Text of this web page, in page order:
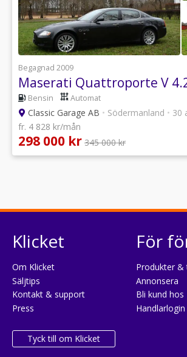
Begagnad 2009
Bensin Automat
Classic Garage AB • Södermanland • 30
fr. 4 828 kr/mån
298 000 kr 345 000 kr
Klicket
Om Klicket
Säljtips
Kontakt & support
Press
Tyck till om Klicket
För
Produkter
Annonsera
Bli kund hos
Handlarlogin